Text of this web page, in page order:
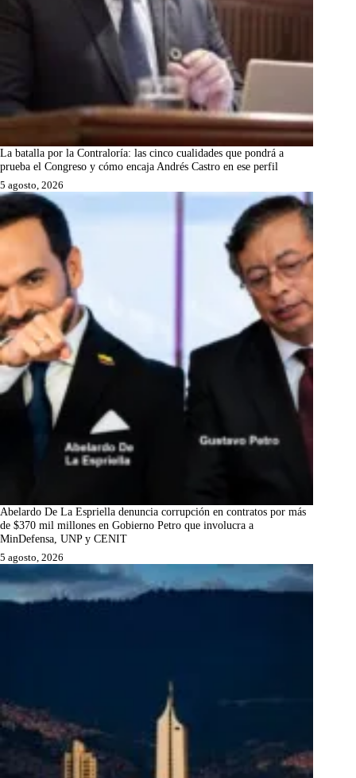
La batalla por la Contraloría: las cinco cualidades que pondrá a
prueba el Congreso y cómo encaja Andrés Castro en ese perfil
5 agosto, 2026
Abelardo De La Espriella denuncia corrupción en contratos por más
de $370 mil millones en Gobierno Petro que involucra a
MinDefensa, UNP y CENIT
5 agosto, 2026